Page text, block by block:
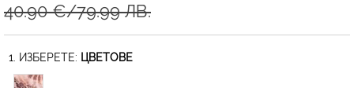
40.90 €/79.99 ЛВ.
1. ИЗБЕРЕТЕ: ЦВЕТОВЕ